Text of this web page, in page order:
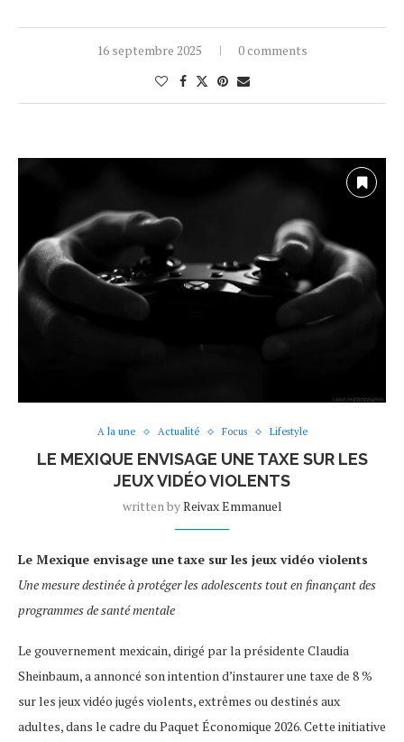
16 septembre 2025 0 comments
A la une Actualité Focus Lifestyle
LE MEXIQUE ENVISAGE UNE TAXE SUR LES
JEUX VIDÉO VIOLENTS
written byReivax Emmanuel
Le Mexique envisage une taxe sur les jeux vidéo violents
Une mesure destinée à protéger les adolescents tout en finançant des
programmes de santé mentale
Le gouvernement mexicain, dirigé par la présidente Claudia
Sheinbaum, a annoncé son intention d’instaurer une taxe de 8 %
sur les jeux vidéo jugés violents, extrêmes ou destinés aux
adultes, dans le cadre du Paquet Économique 2026. Cette initiative